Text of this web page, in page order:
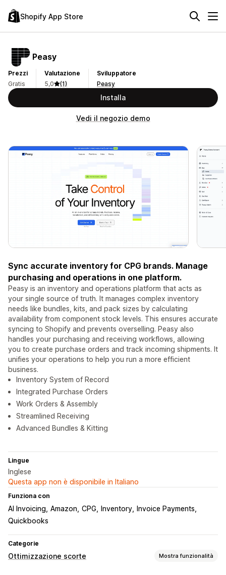
Shopify App Store
Peasy
Prezzi
Gratis
Valutazione
5,0
(1)
Sviluppatore
Peasy
Installa
Vedi il negozio demo
Sync accurate inventory for CPG brands. Manage
purchasing and operations in one platform.
Peasy is an inventory and operations platform that acts as
your single source of truth. It manages complex inventory
needs like bundles, kits, and pack sizes by calculating
availability from component stock levels. This ensures accurate
syncing to Shopify and prevents overselling. Peasy also
handles your purchasing and receiving workflows, allowing
you to create purchase orders and track incoming shipments. It
unifies your operations to help you run a more efficient
business.
Inventory System of Record
Integrated Purchase Orders
Work Orders & Assembly
Streamlined Receiving
Advanced Bundles & Kitting
Lingue
Inglese
Questa app non è disponibile in Italiano
Funziona con
AI Invoicing Amazon CPG Inventory
Invoice Payments
Quickbooks
Categorie
Ottimizzazione scorte Mostra funzionalità